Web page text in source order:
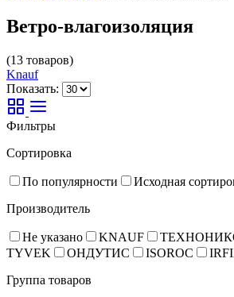
Ветро-влагоизоляция
(13 товаров)
Knauf
Показать:
Фильтры
Сортировка
По популярности Исходная
Производитель
Не указано KNAUF
TYVEK
ОНДУТИС ISOROC
Группа товаров